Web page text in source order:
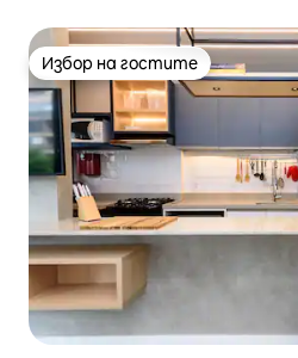
Избор на гостите
Избор на гостите